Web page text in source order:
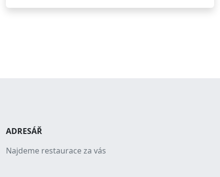
ADRESÁŘ
Najdeme restaurace za vás